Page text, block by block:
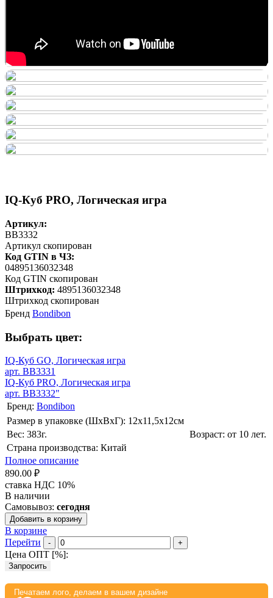
IQ-Куб PRO, Логическая игра
Артикул:
BB3332
Артикул скопирован
Код GTIN в ЧЗ:
04895136032348
Код GTIN скопирован
Штрихкод: 4895136032348
Штрихкод скопирован
Бренд Bondibon
Выбрать цвет:
IQ-Куб GO, Логическая игра
арт. BB3331
IQ-Куб PRO, Логическая игра
арт. BB3332"
Бренд: Bondibon
Размер в упаковке (ШхВxГ): 12х11,5х12cм
Вес: 383г.
Возраст: от 10 лет.
Страна производства: Китай
Полное описание
890.00 ₽
ставка НДС 10%
В наличии
Самовывоз: сегодня
Добавить в корзину
В корзине
Перейти
- +
Цена ОПТ [%]:
Запросить
Печатаем лого, делаем в вашем дизайне